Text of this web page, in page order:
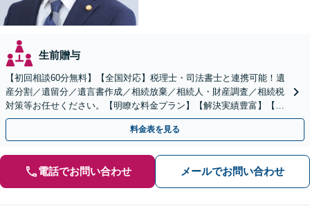
生前贈与
【初回相談60分無料】【全国対応】税理士・司法書士と連携可能！遺
産分割／遺留分／遺言書作成／相続放棄／相続人・財産調査／相続税
対策等お任せください。【明瞭な料金プラン】【解決実績豊富】【電
話相談可】
料金表を見る
電話でお問い合わせ メールでお問い合わせ